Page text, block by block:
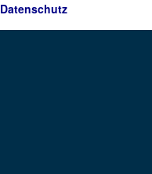
Datenschutz